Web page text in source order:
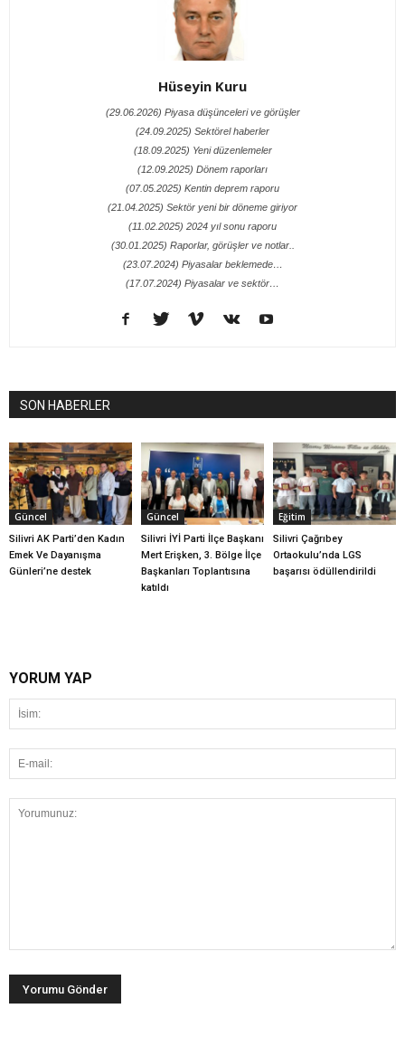
Hüseyin Kuru
(29.06.2026) Piyasa düşünceleri ve görüşler
(24.09.2025) Sektörel haberler
(18.09.2025) Yeni düzenlemeler
(12.09.2025) Dönem raporları
(07.05.2025) Kentin deprem raporu
(21.04.2025) Sektör yeni bir döneme giriyor
(11.02.2025) 2024 yıl sonu raporu
(30.01.2025) Raporlar, görüşler ve notlar..
(23.07.2024) Piyasalar beklemede…
(17.07.2024) Piyasalar ve sektör…
SON HABERLER
Güncel
Silivri AK Parti’den Kadın
Emek Ve Dayanışma
Günleri’ne destek
Güncel
Silivri İYİ Parti İlçe Başkanı
Mert Erişken, 3. Bölge İlçe
Başkanları Toplantısına
katıldı
Eğitim
Silivri Çağrıbey
Ortaokulu’nda LGS
başarısı ödüllendirildi
YORUM YAP